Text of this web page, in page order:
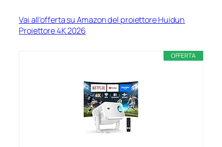
Vai all’offerta su Amazon del proiettore Huidun
Proiettore 4K 2026
OFFERTA